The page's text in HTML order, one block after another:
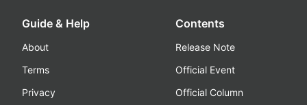
Guide & Help
About
Terms
Privacy
Contents
Release Note
Official Event
Official Column